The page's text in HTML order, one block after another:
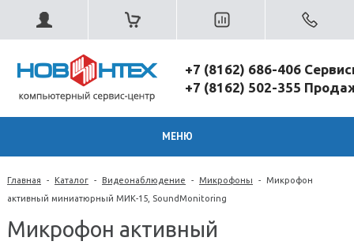
+7 (8162) 686-406
+7 (8162) 502-355
МЕНЮ
Главная - Каталог - Видеонаблюдение - Микрофоны - Микрофон
активный миниатюрный МИК-15, SoundMonitoring
Микрофон активный